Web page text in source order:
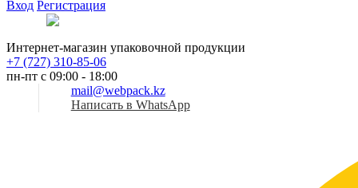
Вход Регистрация
Интернет-магазин упаковочной продукции
+7 (727) 310-85-06
пн-пт с 09:00 - 18:00
mail@webpack.kz
Написать в WhatsApp